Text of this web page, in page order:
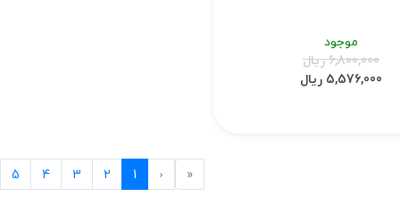
موجود
6,800,000 ریال
5,576,000 ریال
«
First
‹
Previous
1
2
3
4
5